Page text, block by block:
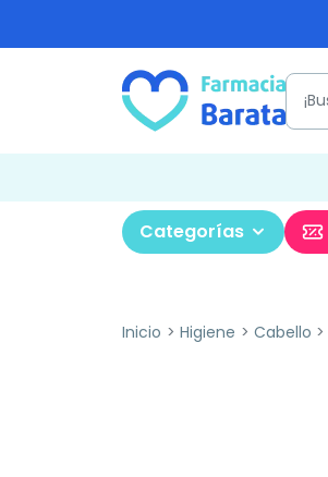
Categorías
Inicio Higiene Cabello